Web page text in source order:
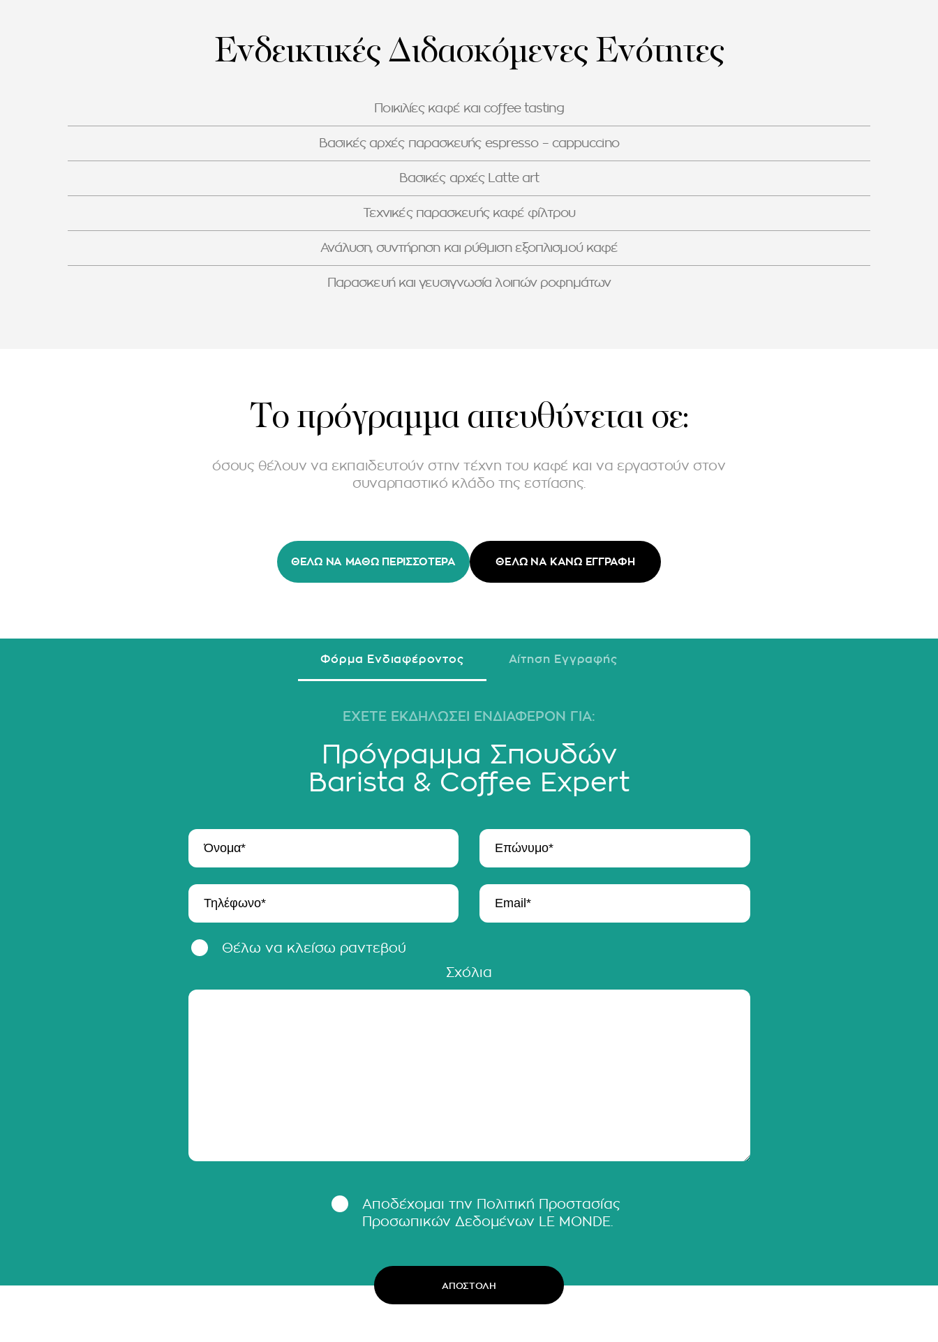
Ενδεικτικές Διδασκόμενες Ενότητες
Ποικιλίες καφέ και coffee tasting
Βασικές αρχές παρασκευής espresso – cappuccino
Βασικές αρχές Latte art
Τεχνικές παρασκευής καφέ φίλτρου
Ανάλυση, συντήρηση και ρύθμιση εξοπλισμού καφέ
Παρασκευή και γευσιγνωσία λοιπών ροφημάτων
Το πρόγραμμα απευθύνεται σε:
όσους θέλουν να εκπαιδευτούν στην τέχνη του καφέ και να εργαστούν στον
συναρπαστικό κλάδο της εστίασης.
ΘΈΛΩ ΝΑ ΜΆΘΩ ΠΕΡΙΣΣΌΤΕΡΑ ΘΈΛΩ ΝΑ ΚΆΝΩ ΕΓΓΡΑΦΉ
Φόρμα Ενδιαφέροντος Αίτηση Εγγραφής
ΕΧΕΤΕ ΕΚΔΗΛΩΣΕΙ ΕΝΔΙΑΦΕΡΟΝ ΓΙΑ:
Πρόγραμμα Σπουδών
Θέλω να κλείσω ραντεβού
Σχόλια
Αποδέχομαι την Πολιτική Προστασίας
Προσωπικών Δεδομένων LΕ MONDE.